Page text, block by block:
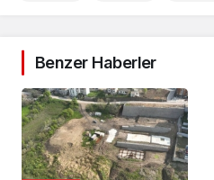
Benzer Haberler